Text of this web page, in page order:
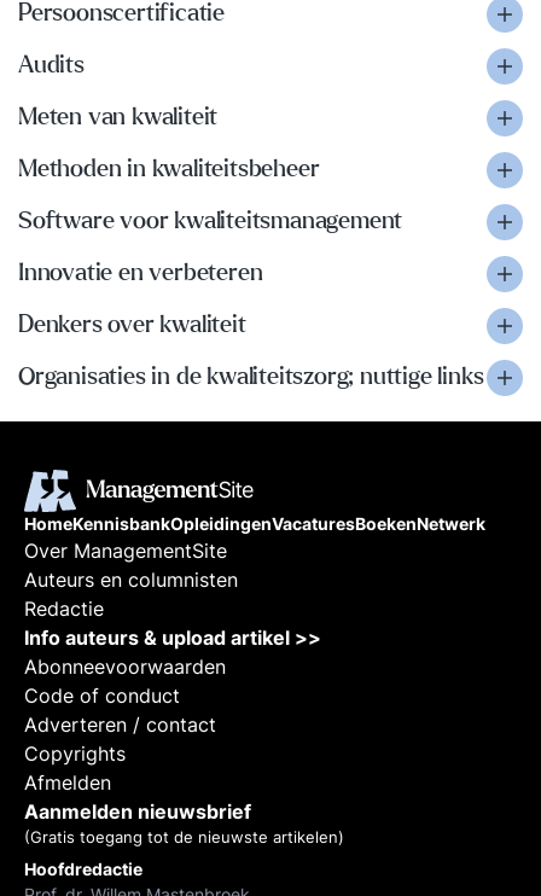
Persoonscertificatie
Audits
Meten van kwaliteit
Methoden in kwaliteitsbeheer
Software voor kwaliteitsmanagement
Innovatie en verbeteren
Denkers over kwaliteit
Organisaties in de kwaliteitszorg; nuttige links
HomeKennisbankOpleidingenVacaturesBoekenNetwerk
Over ManagementSite
Auteurs en columnisten
Redactie
Info auteurs & upload artikel >>
Abonneevoorwaarden
Code of conduct
Adverteren / contact
Copyrights
Afmelden
Aanmelden nieuwsbrief
(Gratis toegang tot de nieuwste artikelen)
Hoofdredactie